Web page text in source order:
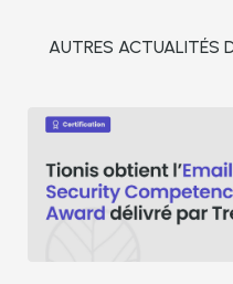
AUTRES ACTUALITÉS